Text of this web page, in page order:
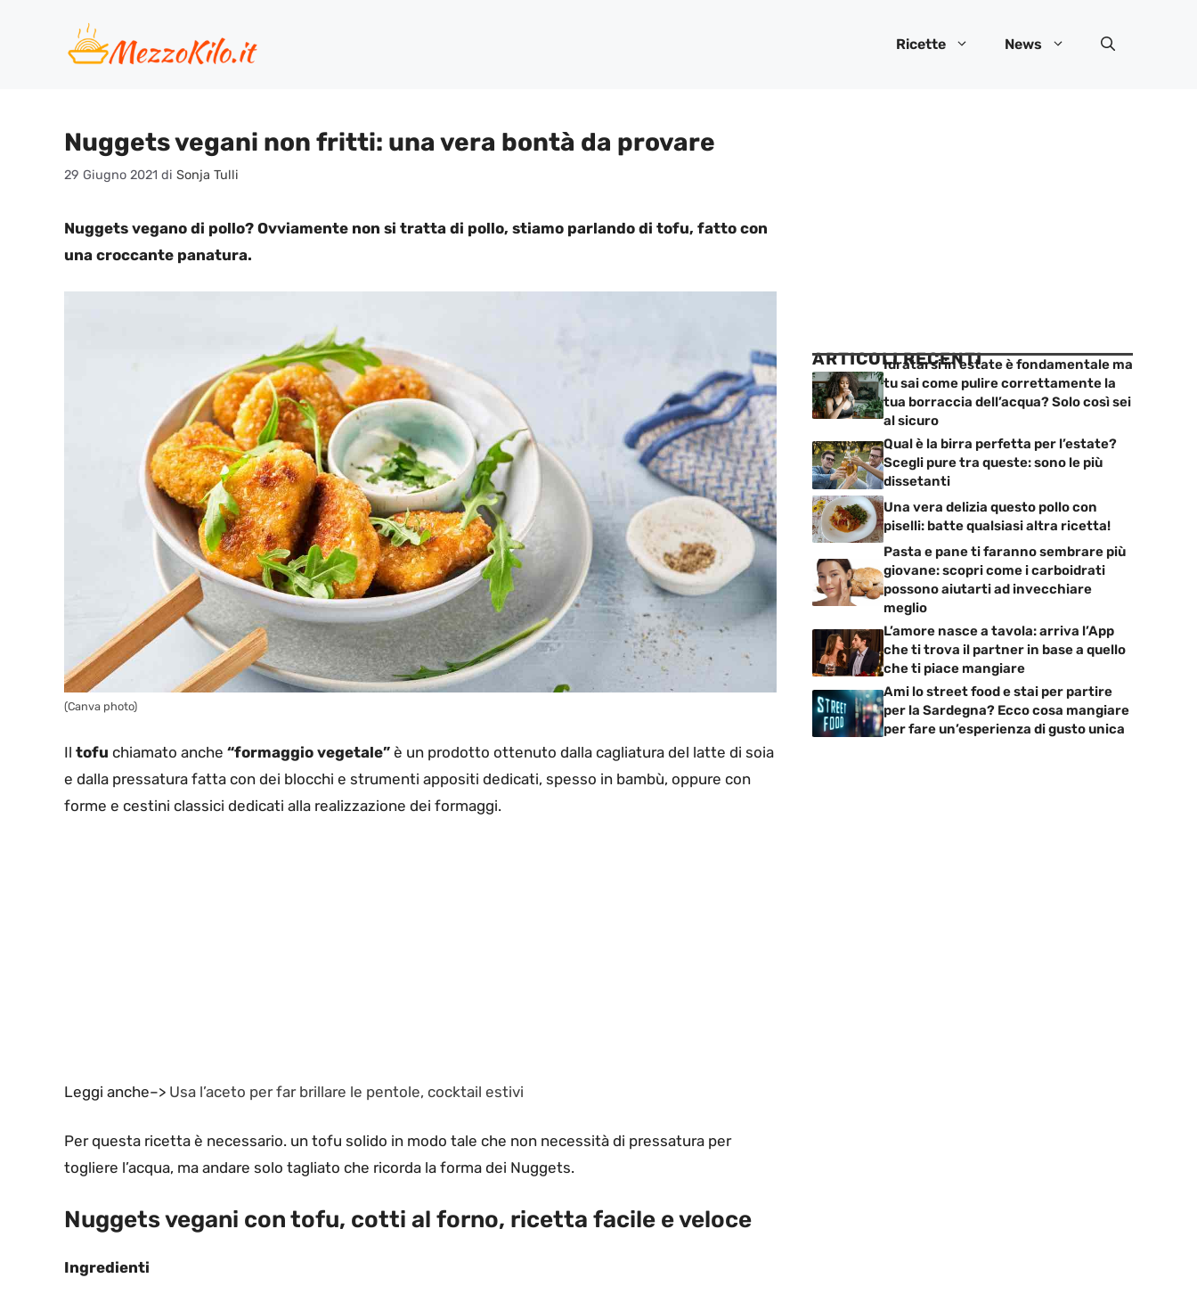
contenuto
Ricette News
Nuggets vegani non fritti: una vera bontà da provare
29 Giugno 2021 di Sonja Tulli
Nuggets vegano di pollo? Ovviamente non si tratta di pollo, stiamo parlando di tofu, fatto con
una croccante panatura.
(Canva photo)
Il tofu chiamato anche “formaggio vegetale” è un prodotto ottenuto dalla cagliatura del latte di soia
e dalla pressatura fatta con dei blocchi e strumenti appositi dedicati, spesso in bambù, oppure con
forme e cestini classici dedicati alla realizzazione dei formaggi.
Leggi anche–> Usa l’aceto per far brillare le pentole, cocktail estivi
Per questa ricetta è necessario. un tofu solido in modo tale che non necessità di pressatura per
togliere l’acqua, ma andare solo tagliato che ricorda la forma dei Nuggets.
Nuggets vegani con tofu, cotti al forno, ricetta facile e veloce
Ingredienti
ARTICOLI RECENTI
Idratarsi in estate è fondamentale ma
tu sai come pulire correttamente la
tua borraccia dell’acqua? Solo così sei
al sicuro
Qual è la birra perfetta per l’estate?
Scegli pure tra queste: sono le più
dissetanti
Una vera delizia questo pollo con
piselli: batte qualsiasi altra ricetta!
Pasta e pane ti faranno sembrare più
giovane: scopri come i carboidrati
possono aiutarti ad invecchiare
meglio
L’amore nasce a tavola: arriva l’App
che ti trova il partner in base a quello
che ti piace mangiare
Ami lo street food e stai per partire
per la Sardegna? Ecco cosa mangiare
per fare un’esperienza di gusto unica